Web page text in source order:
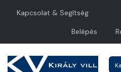
Kapcsolat & Segítség
Belépés